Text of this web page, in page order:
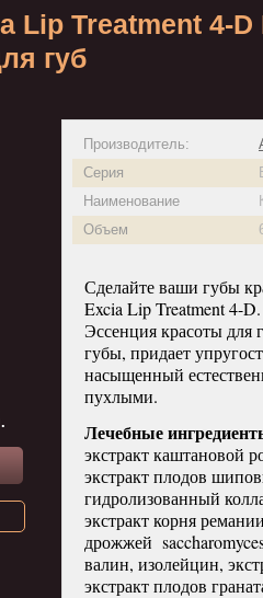
Lip Treatment 4-D
губ
Производитель:
Серия
Наименование
Объем
Сделайте ваши губы
Excia Lip Treatment 4-D.
Эссенция красоты для
губы, придает
насыщенный
пухлыми.
Лечебные
экстракт каштановой
экстракт плодов
гидролизованный
экстракт корня
дрожжей
валин, изолейцин,
экстракт плодов